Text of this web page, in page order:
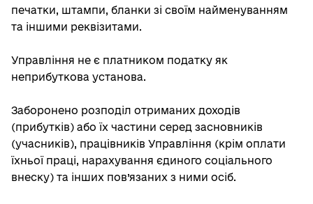
печатки, штампи, бланки зі своїм найменуванням
та іншими реквізитами.
Управління не є платником податку як
неприбуткова установа.
Заборонено розподіл отриманих доходів
(прибутків) або їх частини серед засновників
(учасників), працівників Управління (крім оплати
їхньої праці, нарахування єдиного соціального
внеску) та інших пов’язаних з ними осіб.